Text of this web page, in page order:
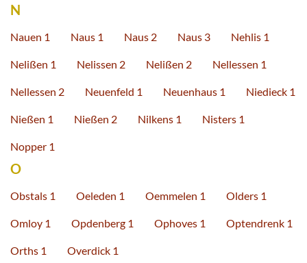
N
Nauen 1 Naus 1 Naus 2 Naus 3 Nehlis 1
Nelißen 1 Nelissen 2 Nelißen 2 Nellessen 1
Nellessen 2 Neuenfeld 1 Neuenhaus 1 Niedieck 1
Nießen 1 Nießen 2 Nilkens 1 Nisters 1
Nopper 1
O
Obstals 1 Oeleden 1 Oemmelen 1 Olders 1
Omloy 1 Opdenberg 1 Ophoves 1 Optendrenk 1
Orths 1 Overdick 1